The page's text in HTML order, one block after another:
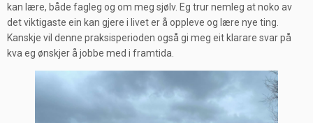
kan lære, både fagleg og om meg sjølv. Eg trur nemleg at noko av
det viktigaste ein kan gjere i livet er å oppleve og lære nye ting.
Kanskje vil denne praksisperioden også gi meg eit klarare svar på
kva eg ønskjer å jobbe med i framtida.